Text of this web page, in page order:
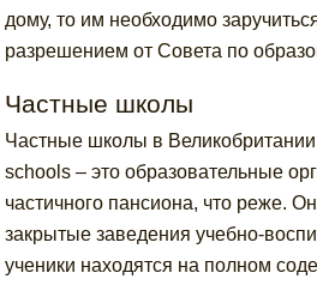
дому, то им необходимо
разрешением от Совета по
Частные школы
Частные школы в
schools – это образовательные
частичного пансиона, что реже.
закрытые заведения учебно-
ученики находятся на полном